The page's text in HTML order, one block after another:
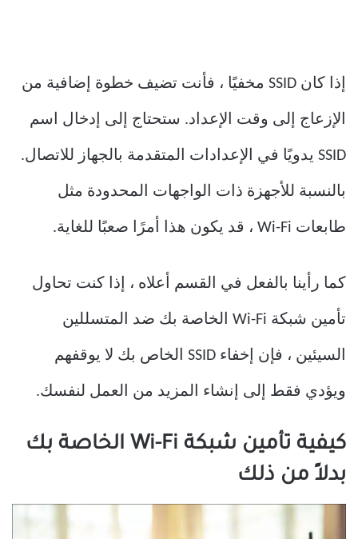
إذا كان SSID مخفيًا ، فأنت تضيف خطوة إضافية من
الإزعاج إلى وقت الإعداد. ستحتاج إلى إدخال اسم
SSID يدويًا في الإعدادات المتقدمة بالجهاز للاتصال.
بالنسبة للأجهزة ذات الواجهات المحدودة مثل
طابعات Wi-Fi ، قد يكون هذا أمرًا صعبًا للغاية.
كما رأينا بالفعل في القسم أعلاه ، إذا كنت تحاول
تأمين شبكة Wi-Fi الخاصة بك ضد المتسللين
السيئين ، فإن إخفاء SSID الخاص بك لا يوقفهم
ويؤدي فقط إلى إنشاء المزيد من العمل لنفسك.
كيفية تأمين شبكة Wi-Fi الخاصة بك
بدلاً من ذلك